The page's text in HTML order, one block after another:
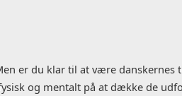
er du klar til at være
og mentalt på at dække de